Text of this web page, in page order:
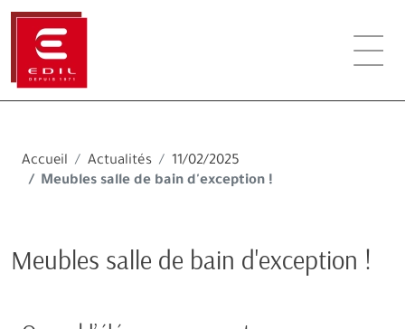
Accueil Actualités
11/02/2025
Meubles salle de bain d'exception !
Meubles salle de bain d'exception !